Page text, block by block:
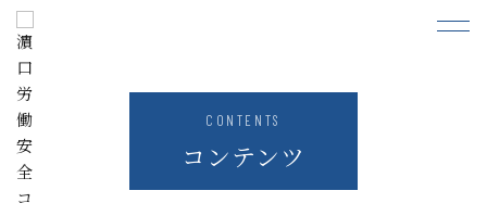
CONTENTS
コンテンツ